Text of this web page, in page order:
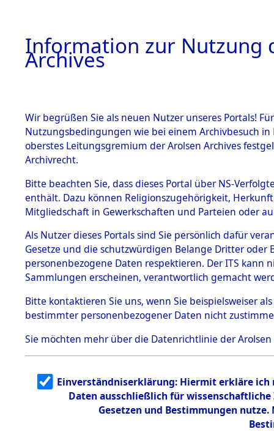
BESTÄNDE
1.
mente
5. Verschiedenes
5.3
Todesmärsche
5.3.1 Alliierte
Erhebungen
zu
Todesmärsch
en
5.3.2
g
5.3.3
Todesmärsch
Baden-
Information zur Nutzung
Archives
Wir begrüßen Sie als neuen Nutzer unseres Portals!
Nutzungsbedingungen wie bei einem Archivbesuch
oberstes Leitungsgremium der Arolsen Archives
Archivrecht.
Bitte beachten Sie, dass dieses Portal über NS-
enthält. Dazu können Religionszugehörigkeit,
Mitgliedschaft in Gewerkschaften und Parteien oder
Als Nutzer dieses Portals sind Sie persönlich dafür
Gesetze und die schutzwürdigen Belange Dritter
personenbezogene Daten respektieren. Der ITS
Sammlungen erscheinen, verantwortlich gemacht
Bitte kontaktieren Sie uns, wenn Sie beispielsweiser
bestimmter personenbezogener Daten nicht
Sie möchten mehr über die Datenrichtlinie der Arolsen
Einverständniserklärung: Hiermit erkläre ich
Daten ausschließlich für
Gesetzen und Bestimmungen